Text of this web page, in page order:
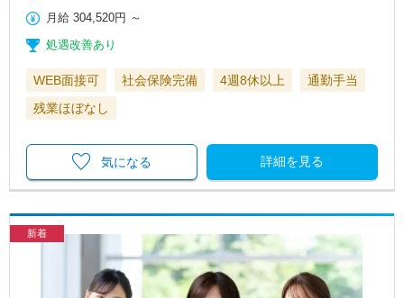
月給 304,520円 ～
処遇改善あり
WEB面接可 社会保険完備 4週8休以上
通勤手当
残業ほぼなし
詳細を見る
気になる
新着